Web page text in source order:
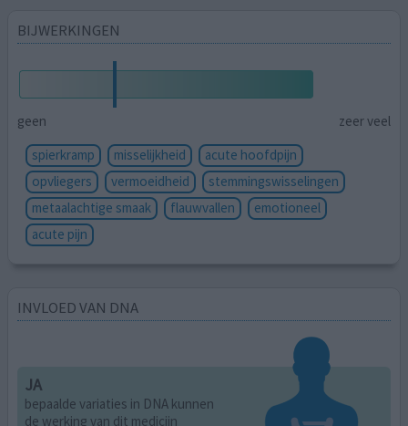
BIJWERKINGEN
geen
zeer veel
spierkramp
misselijkheid
acute hoofdpijn
opvliegers
vermoeidheid
stemmingswisselingen
metaalachtige smaak
flauwvallen
emotioneel
acute pijn
INVLOED VAN DNA
JA
bepaalde variaties in DNA kunnen
de werking van dit medicijn